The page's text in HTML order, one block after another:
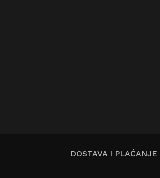
DOSTAVA I PLAĆANJE